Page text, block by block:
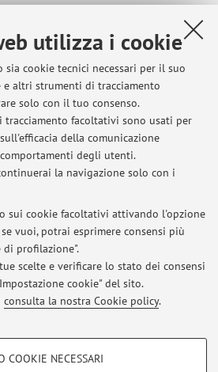
utilizza i cookie
cookie tecnici necessari per il suo
e altri strumenti di tracciamento
solo con il tuo consenso.
facoltativi sono usati per
della comunicazione
degli utenti.
la navigazione solo con i
sui cookie facoltativi attivando l'opzione
vuoi, potrai esprimere consensi più
di profilazione".
scelte e verificare lo stato dei consensi
cookie" del sito.
consulta la nostra Cookie policy.
- FACOLTATIVI
COOKIE NECESSARI
Ultimi avvisi
2026